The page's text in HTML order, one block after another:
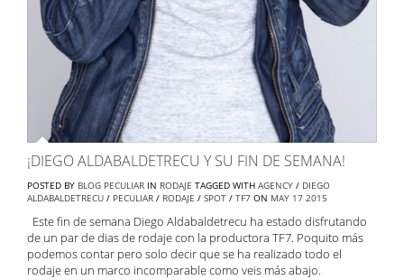
¡DIEGO ALDABALDETRECU Y SU FIN DE SEMANA!
POSTED BY BLOG PECULIAR IN RODAJE TAGGED WITH AGENCY / DIEGO
ALDABALDETRECU / PECULIAR / RODAJE / SPOT / TF7 ON MAY 17 2015
Este fin de semana Diego Aldabaldetrecu ha estado disfrutando
de un par de dias de rodaje con la productora TF7. Poquito más
podemos contar pero solo decir que se ha realizado todo el
rodaje en un marco incomparable como veis más abajo.